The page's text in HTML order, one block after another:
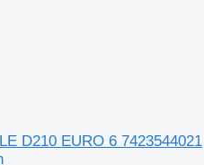
D210 EURO 6 7423544021